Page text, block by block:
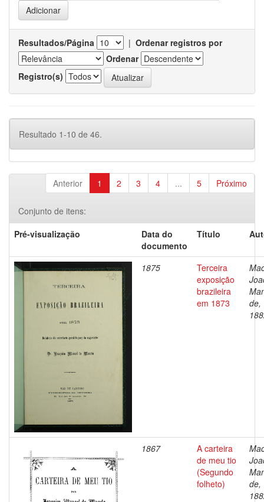
Resultados/Página | Ordenar registros por
Ordenar
Registro(s)
Resultado 1-10 de 46.
Anterior 1 2 3 4 ... 5 Próximo
Conjunto de itens:
Pré-visualização
Data do
documento
Título
1875
Terceira
exposição
brazileira
em 1873
de,
1867
A carteira
de meu tio
(Segundo
folheto)
de,